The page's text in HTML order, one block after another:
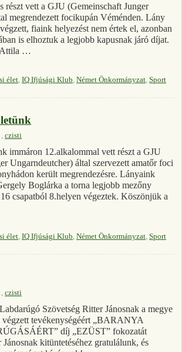
részt vett a GJU (Gemeinschaft Junger
megrendezett focikupán Véménden. Lány
fiaink helyezést nem értek el, azonban
is elhoztuk a legjobb kapusnak járó díjat.
Attila …
élet, IQ Ifjúsági Klub, Német Önkormányzat, Sport
, czisti
immáron 12.alkalommal vett részt a GJU
Ungarndeutcher) által szervezett amatőr foci
került megrendezésre. Lányaink
Boglárka a torna legjobb mezőny
csapatból 8.helyen végeztek. Köszönjük a
élet, IQ Ifjúsági Klub, Német Önkormányzat, Sport
czisti
Szövetség Ritter Jánosnak a megye
végzett tevékenységéért „BARANYA
díj „EZÜST” fokozatát
kitüntetéséhez gratulálunk, és